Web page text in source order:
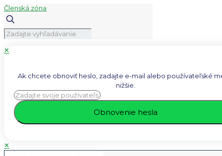
Členská zóna
✕
Ak chcete obnoviť heslo, zadajte e-mail alebo používateľské
nižšie.
✕